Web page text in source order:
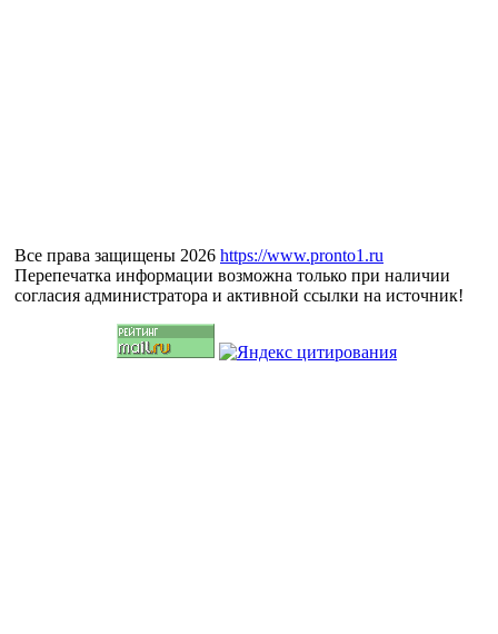
Все права защищены 2026 https://www.pronto1.ru
Перепечатка информации возможна только при наличии
согласия администратора и активной ссылки на источник!